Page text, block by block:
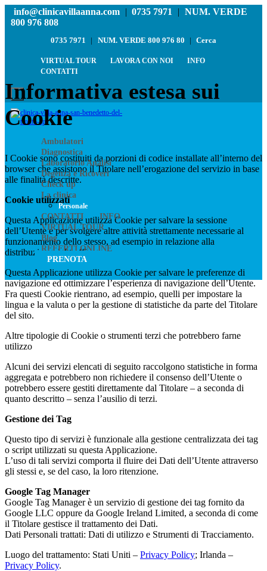
info@clinicavillaanna.com | 0735 7971 | NUM. VERDE
800 976 808
0735 7971 | NUM. VERDE 800 976 80 | Cerca
VIRTUAL TOUR LAVORA CON NOI
INFO
CONTATTI
Ambulatori
Diagnostica
Laboratorio Analisi
Degenza e Ricoveri
Check up
La clinica
Personale
CONTATTI
INFO
VIRTUAL TOUR
Blog
REFERTI ONLINE
PRENOTA
Informativa estesa sui
Cookie
I Cookie sono costituiti da porzioni di codice installate all’interno del
browser che assistono il Titolare nell’erogazione del servizio in base
alle finalità descritte.
Cookie utilizzati
Questa Applicazione utilizza Cookie per salvare la sessione
dell’Utente e per svolgere altre attività strettamente necessarie al
funzionamento dello stesso, ad esempio in relazione alla
distribuzione del traffico.
Questa Applicazione utilizza Cookie per salvare le preferenze di
navigazione ed ottimizzare l’esperienza di navigazione dell’Utente.
Fra questi Cookie rientrano, ad esempio, quelli per impostare la
lingua e la valuta o per la gestione di statistiche da parte del Titolare
del sito.
Altre tipologie di Cookie o strumenti terzi che potrebbero farne
utilizzo
Alcuni dei servizi elencati di seguito raccolgono statistiche in forma
aggregata e potrebbero non richiedere il consenso dell’Utente o
potrebbero essere gestiti direttamente dal Titolare – a seconda di
quanto descritto – senza l’ausilio di terzi.
Gestione dei Tag
Questo tipo di servizi è funzionale alla gestione centralizzata dei tag
o script utilizzati su questa Applicazione.
L’uso di tali servizi comporta il fluire dei Dati dell’Utente attraverso
gli stessi e, se del caso, la loro ritenzione.
Google Tag Manager
Google Tag Manager è un servizio di gestione dei tag fornito da
Google LLC oppure da Google Ireland Limited, a seconda di come
il Titolare gestisce il trattamento dei Dati.
Dati Personali trattati: Dati di utilizzo e Strumenti di Tracciamento.
Luogo del trattamento: Stati Uniti – Privacy Policy; Irlanda –
Privacy Policy.